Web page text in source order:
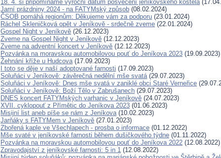
18. 4. si připomínáme výroční datum posvěcení jeníkovského kostela
Jarní prázdniny 2024 - na FATYMský způsob (08.02.2024)
ČSOB pomáhá regionům: Děkujeme vám za podporu (23.01.2024)
Ráchel Skleničková opět v Jeníkově - srdečně zveme (22.01.2024)
Gospel Night v Jeníkově (26.12.2023)
Zveme na Gospel Night v Jeníkově (12.12.2023)
Zveme na adventní koncert v Jeníkově (12.12.2023)
Pozvánka na moravskou automobilovou pouť do Jeníkova 2023 (19.09.2023)
Žehnání kříže u Hudcova(17.09.2023)
I toto se děje v naší adoptované farnosti (17.09.2023)
Soluňáci v Jeníkově: závěrečná nedělní mše svatá(29.07.2023)
Soluňáci v Jeníkově: Dnes mše svatá v zaniklé obci Staré Verneřice
Soluňáci v Jeníkově: Boží Tělo v Zabrušanech (29.07.2023)
DNES koncert FATYMských varhanic v Jeníkově (24.07.2023)
XVII. cyklopouť z Přímětic do Jeníkova 2023 (01.06.2023)
Misijní list aneb píše se nám z Jeníkova(10.02.2023)
Jarňáky s FATYMem v Jeníkově (27.01.2023)
Zbořená kaple ve Všechlapech - prosba o informace (01.12.2022)
Mše svaté v jeníkovské farnosti během dušičkového týdne (01.11.2022)
Pozvánka na moravskou automobilovou pouť do Jeníkova 2022 (12.08.2022)
Zpravodajství z jeníkovské farnosti: 5 in 1 (12.08.2022)